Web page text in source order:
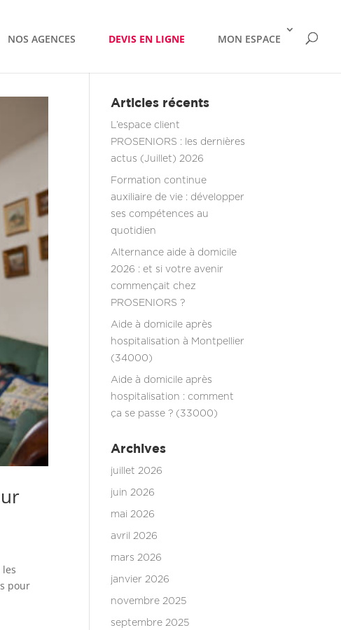
NOS AGENCES DEVIS EN LIGNE MON ESPACE
pour
Articles récents
L’espace client
PROSENIORS : les dernières
actus (Juillet) 2026
Formation continue
auxiliaire de vie : développer
ses compétences au
quotidien
Alternance aide à domicile
2026 : et si votre avenir
commençait chez
PROSENIORS ?
Aide à domicile après
hospitalisation à Montpellier
(34000)
Aide à domicile après
hospitalisation : comment
ça se passe ? (33000)
Archives
juillet 2026
juin 2026
mai 2026
avril 2026
mars 2026
janvier 2026
novembre 2025
septembre 2025